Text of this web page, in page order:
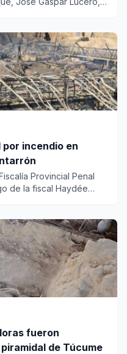
incendio en
Provincial Penal
de la fiscal Haydée
fueron
de Túcume